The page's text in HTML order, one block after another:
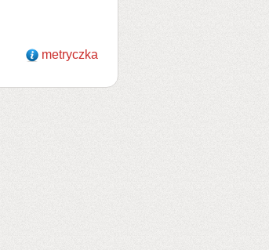
metryczka